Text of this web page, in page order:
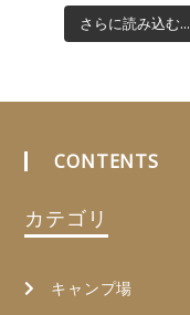
さらに読み込む...
CONTENTS
カテゴリ
キャンプ場